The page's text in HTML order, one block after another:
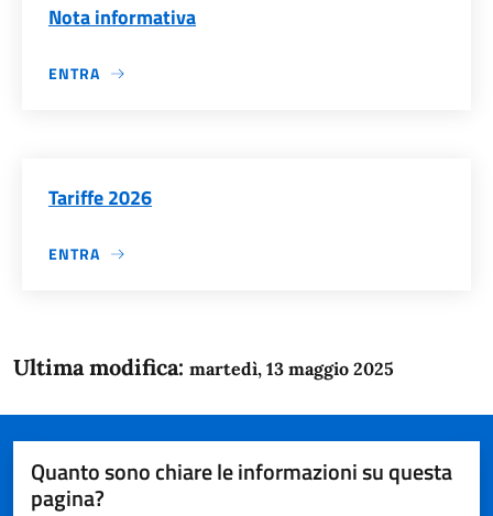
Nota informativa
ENTRA
Tariffe 2026
ENTRA
Ultima modifica: martedì, 13 maggio 2025
Quanto sono chiare le informazioni su questa
pagina?